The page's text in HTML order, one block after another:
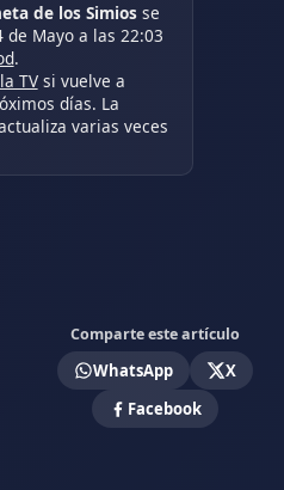
de los Simiosse
de Mayo a las 22:03
.
TVsi vuelve a
días. La
varias veces
Comparte este artículo
WhatsApp
X
Facebook